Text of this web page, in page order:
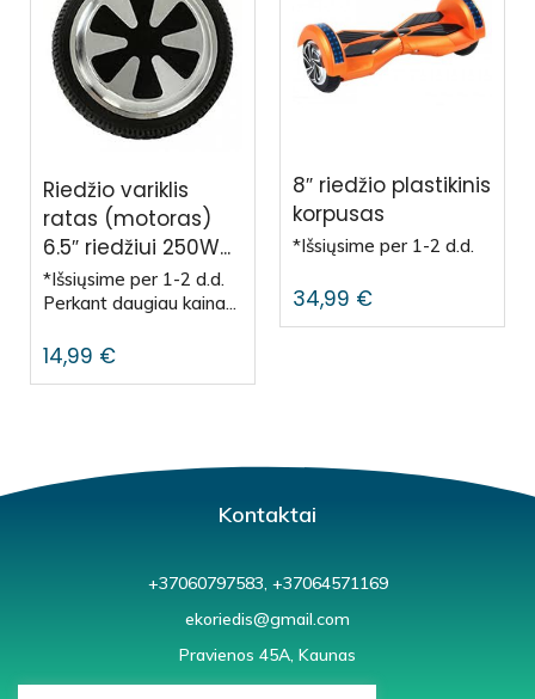
Riedžio variklis
ratas (motoras)
6.5″ riedžiui 250W...
*Išsiųsime per 1-2 d.d.
Perkant daugiau kaina...
14,99 €
8″ riedžio plastikinis
korpusas
*Išsiųsime per 1-2 d.d.
34,99 €
Kontaktai
+37060797583, +37064571169
ekoriedis@gmail.com
Pravienos 45A, Kaunas